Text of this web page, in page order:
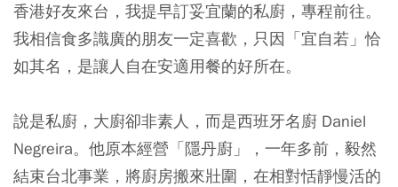
香港好友來台，我提早訂妥宜蘭的私廚，專程前往。
我相信食多識廣的朋友一定喜歡，只因「宜自若」恰
如其名，是讓人自在安適用餐的好所在。
說是私廚，大廚卻非素人，而是西班牙名廚 Daniel
Negreira。他原本經營「隱丹廚」，一年多前，毅然
結束台北事業，將廚房搬來壯圍，在相對恬靜慢活的